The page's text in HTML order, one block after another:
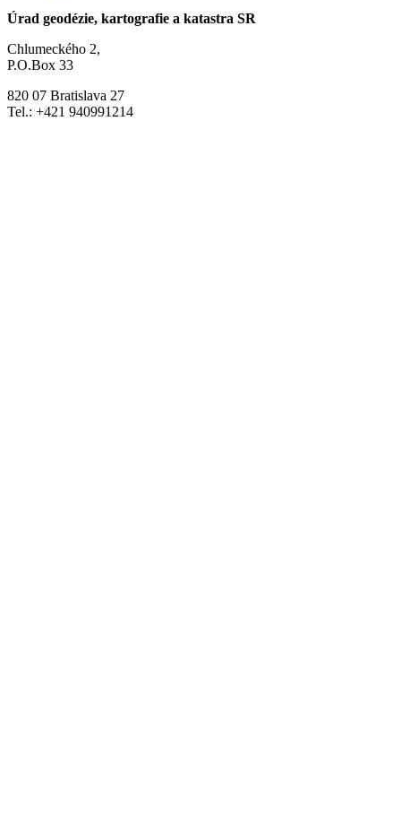
Úrad geodézie, kartografie a katastra SR
Chlumeckého 2,
P.O.Box 33
820 07 Bratislava 27
Tel.: +421 940991214